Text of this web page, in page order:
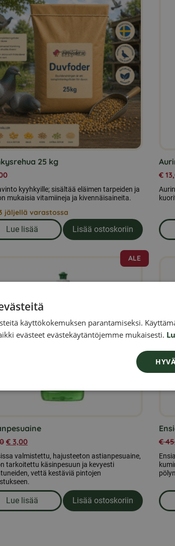
25 kg
kyyhkyille; sisältää eläimen tarpeiden ja
mukaisia vitamiineja ja kivennäisaineita.
jäljellä varastossa
Lue lisää
om produkten Kyyhkysrehua 25 kg
Lisää ostoskoriin
€
kpl
ALE
€ 3,00
valmistettu, hajusteeton astianpesuaine,
tarkoitettu käsinpesuun ja kevyesti
vettä kestäviä pintojen
Lue lisää
om produkten Astianpesuaine
Lisää ostoskoriin
€
käyttökokemuksen parantamiseksi.
evästeet evästekäytäntöjemme mukaisesti.